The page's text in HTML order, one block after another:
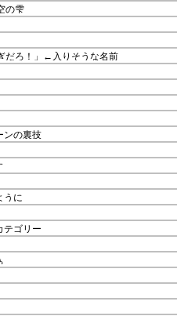
の雫
だろ！」←入りそうな名前
ンの裏技
うに
ゴリー